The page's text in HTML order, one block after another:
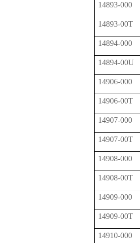
14893-000
14893-00T
14894-000
14894-00U
14906-000
14906-00T
14907-000
14907-00T
14908-000
14908-00T
14909-000
14909-00T
14910-000